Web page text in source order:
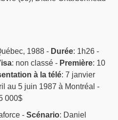
1988 - Durée: 1h26 -
: non classé - Première: 10
à la télé: 7 janvier
au 5 juin 1987 à Montréal -
000$
-Scénario: Daniel